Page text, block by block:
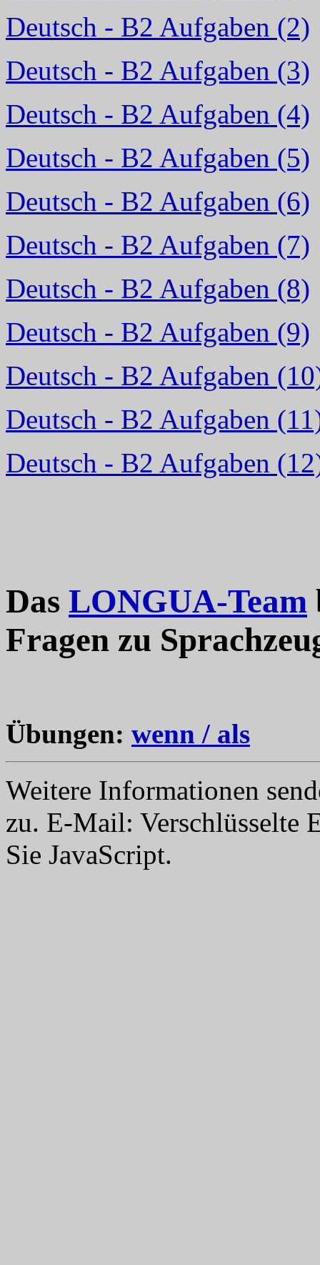
Deutsch - B2 Aufgaben (2)
Deutsch - B2 Aufgaben (3)
Deutsch - B2 Aufgaben (4)
Deutsch - B2 Aufgaben (5)
Deutsch - B2 Aufgaben (6)
Deutsch - B2 Aufgaben (7)
Deutsch - B2 Aufgaben (8)
Deutsch - B2 Aufgaben (9)
Deutsch - B2 Aufgaben
Deutsch - B2 Aufgaben
Deutsch - B2 Aufgaben
Das LONGUA-Team
Fragen zu
Übungen: wenn / als
Weitere Informationen
zu. E-Mail: Verschlüsselte
Sie JavaScript.